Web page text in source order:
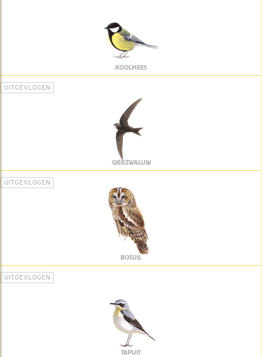
KOOLMEES
UITGEVLOGEN
GIERZWALUW
UITGEVLOGEN
BOSUIL
UITGEVLOGEN
TAPUIT